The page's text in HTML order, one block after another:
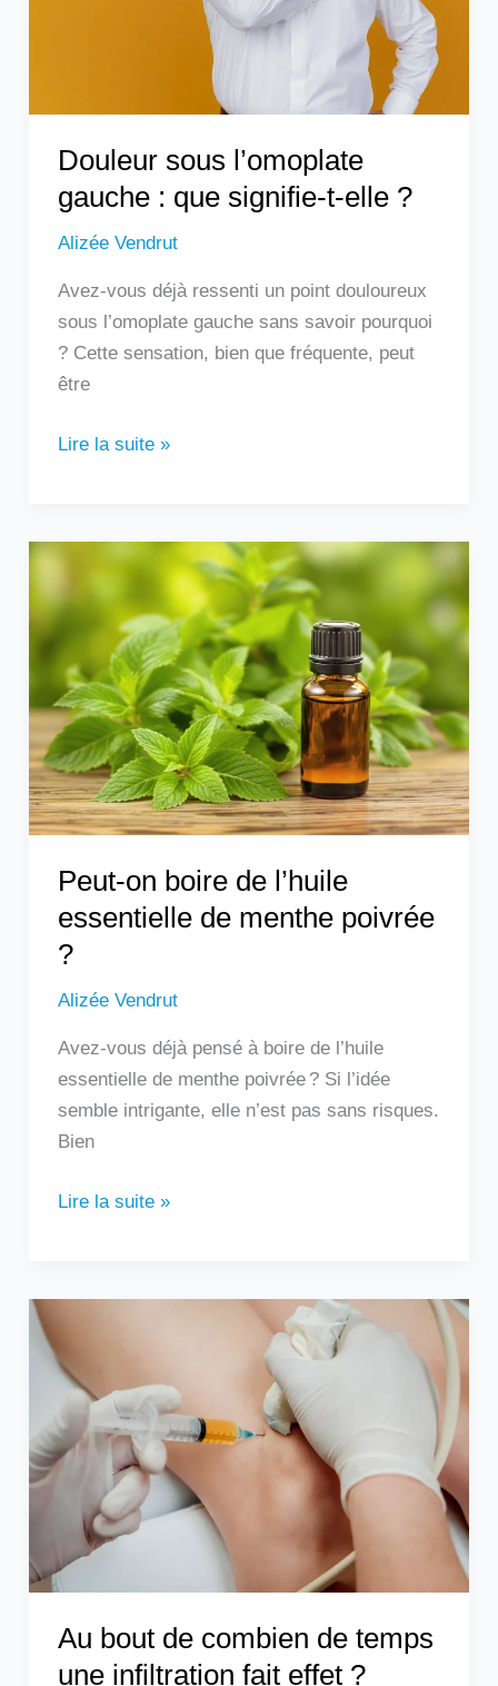
Douleur sous l’omoplate
gauche : que signifie-t-elle ?
Alizée Vendrut
Avez-vous déjà ressenti un point douloureux
sous l’omoplate gauche sans savoir pourquoi
? Cette sensation, bien que fréquente, peut
être
?
Lire la suite »
Peut-on boire de l’huile
essentielle de menthe poivrée
?
Alizée Vendrut
Avez-vous déjà pensé à boire de l’huile
essentielle de menthe poivrée ? Si l’idée
semble intrigante, elle n’est pas sans risques.
Bien
Peut-
boire
l’huile
essentielle
de
menthe
poivrée
?
Lire la suite »
Au bout de combien de temps
une infiltration fait effet ?
de
combien
de
temps
infiltration
fait
effet
?